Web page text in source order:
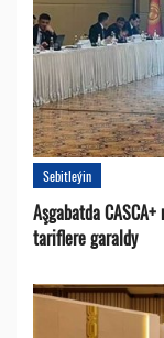
Sebitleýin
Aşgabatda
tariflere garaldy